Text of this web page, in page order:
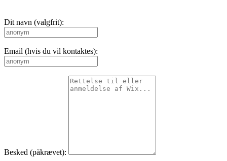
Dit navn (valgfrit):
Email (hvis du vil kontaktes):
Besked (påkrævet):